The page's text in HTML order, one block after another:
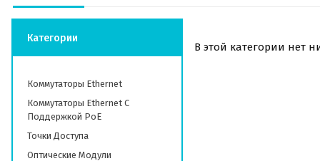
Категории
Коммутаторы Ethernet
Коммутаторы Ethernet С
Поддержкой PoE
Точки Доступа
Оптические Модули
В этой категории нет